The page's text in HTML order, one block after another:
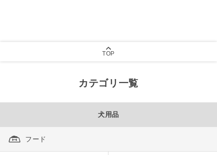
TOP
カテゴリ一覧
犬用品
フード